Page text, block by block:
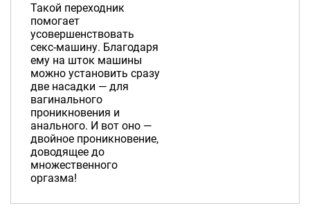
Такой переходник
помогает
усовершенствовать
секс-машину. Благодаря
ему на шток машины
можно установить сразу
две насадки — для
вагинального
проникновения и
анального. И вот оно —
двойное проникновение,
доводящее до
множественного
оргазма!